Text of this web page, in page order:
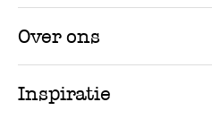
Over ons
Inspiratie